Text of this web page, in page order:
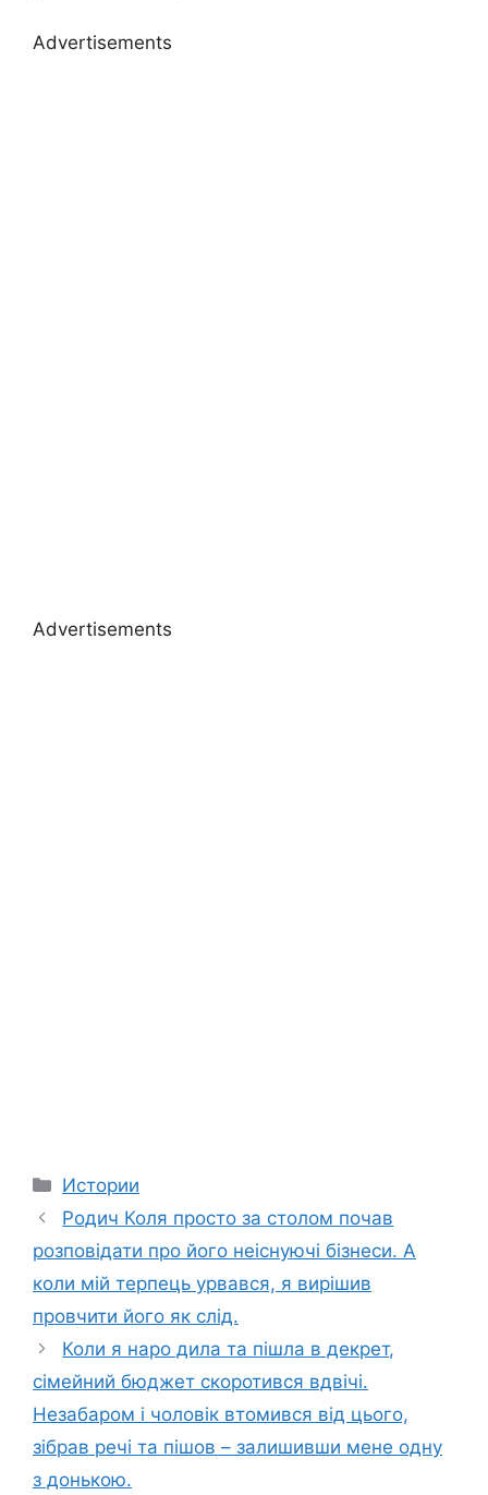
Advertisements
Advertisements
Categories
Истории
Родич Коля просто за столом почав
розповідати про його неіснуючі бізнеси. А
коли мій терпець урвався, я вирішив
провчити його як слід.
Коли я наро дила та пішла в декрет,
сімейний бюджет скоротився вдвічі.
Незабаром і чоловік втомився від цього,
зібрав речі та пішов – залишивши мене одну
з донькою.